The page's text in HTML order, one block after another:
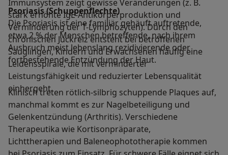
Immunsystem zeigt gewisse Veränderungen (z. B.
stark erhöhte IgE-Antikörperproduktion und
Verminderung der T-Lymphozyten). Durch den
chronischen Juckreiz entsteht bei betroffenen
Säuglingen, Kindern und Erwachsenen häufig eine
Leidensspirale, die mit verminderter
Leistungsfähigkeit und reduzierter Lebensqualität
einhergeht.
Psoriasis (Schuppenflechte)
Die Psoriasis ist eine familiär gehäuft auftretende,
etwa 2 % der Menschen betreffende, nach ihrem
Ausbruch meist lebenslang rezidivierende oder
fortbestehende Entzündung der Haut.
Klinisch treten rötlich-silbrig schuppende Plaques auf,
manchmal kommt es zur Nagelbeteiligung und
Gelenkentzündung (Arthritis). Verschiedene
Therapeutika wie Kortisonpräparate,
Lichttherapien und Baleneophototherapie kommen